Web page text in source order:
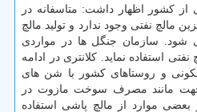
کشور اظهار داشت: متاسفانه در
مالچ نفتی وجود ندارد و تولید مالچ
شود. سازمان جنگل ها در مواردی
استفاده نماید. کلانتری در ادامه
و روستاهای کشور با شن های
مانند مصرف سوخت مازوت در
بعضی موارد از مالچ پاشی استفاده